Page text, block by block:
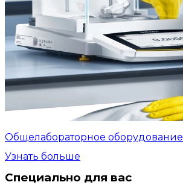
Общелабораторное оборудование
Узнать больше
Специально для вас